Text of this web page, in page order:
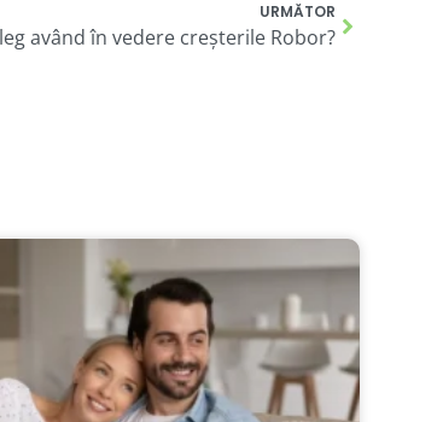
URMĂTOR
având în vedere creșterile Robor?